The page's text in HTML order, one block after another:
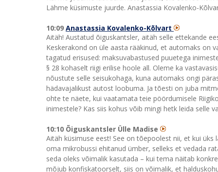
Lähme küsimuste juurde. Anastassia Kovalenko-
10:09 Anastassia Kovalenko-Kõlvart
Aitäh! Austatud õiguskantsler, aitäh selle ettekande
Keskerakond on üle aasta rääkinud, et automaks on
tagatud erisused: maksuvabastused puuetega
§ 28 kohaselt riigi erilise hoole all. Oleme ka
nõustute selle seisukohaga, kuna automaks ongi
hädavajalikust autost loobuma. Ja tõesti on juba
ohte te näete, kui vaatamata teie pöördumisele
inimestele? Kas siis kohus võib mingi hetk leida selle
10:10 Õiguskantsler Ülle Madise
Aitäh küsimuse eest! See on tõepoolest nii, et kui
oma mikrobussi ehitanud ümber, selleks et vedada
seda oleks võimalik kasutada – kui tema näitab
mõjub konfiskatoorselt, siis on võimalik, et